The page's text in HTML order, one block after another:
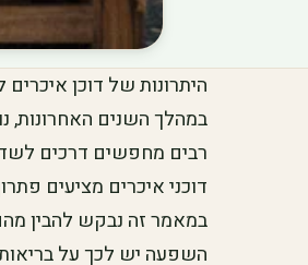
היתרונות של דוכן
במהלך השנים האחרונות,
רבים מחפשים דרכים
דוכני איכרים מציעים
במאמר זה נבקש להבין
השפעה יש לכך על